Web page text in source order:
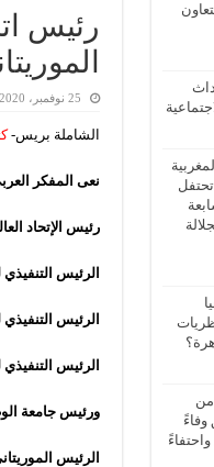
رئيس
25 نوفمبر، 2020
الشاملة بريس-
نعى المفكر
رئيس الإتحاد
الرئيس التنفيذي
الرئيس التنفيذي
الرئيس
ورئيس جامعة
الرئيس
تحتفل
من